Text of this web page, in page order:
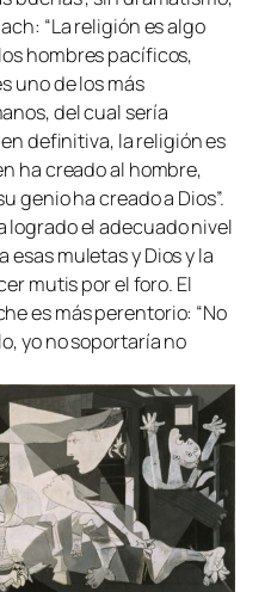
“La religión es algo
hombres pacíficos,
uno de los más
del cual sería
definitiva, la religión es
ha creado al hombre,
genio ha creado a Dios”.
logrado el adecuado nivel
muletas y Dios y la
mutis por el foro. El
es más perentorio: “No
yo no soportaría no